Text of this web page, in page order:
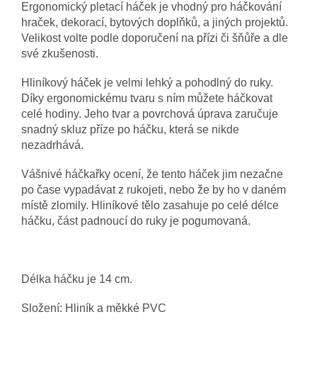
Ergonomický pletací háček je vhodný pro háčkování
hraček, dekorací, bytových doplňků, a jiných projektů.
Velikost volte podle doporučení na přízi či šňůře a dle
své zkušenosti.
Hliníkový háček je velmi lehký a pohodlný do ruky.
Díky ergonomickému tvaru s ním můžete háčkovat
celé hodiny. Jeho tvar a povrchová úprava zaručuje
snadný skluz příze po háčku, která se nikde
nezadrhává.
Vášnivé háčkařky ocení, že tento háček jim nezačne
po čase vypadávat z rukojeti, nebo že by ho v daném
místě zlomily. Hliníkové tělo zasahuje po celé délce
háčku, část padnoucí do ruky je pogumovaná.
Délka háčku je 14 cm.
Složení: Hliník a měkké PVC